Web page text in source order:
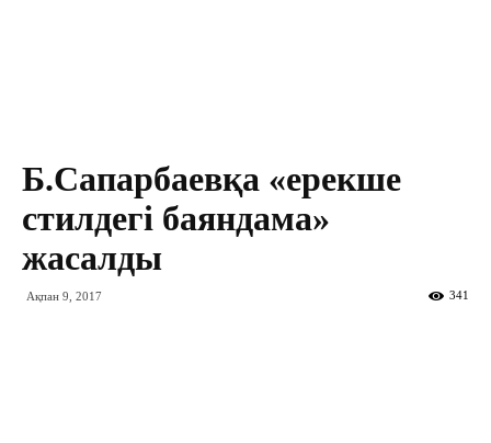
Б.Сапарбаевқа «ерекше
стилдегі баяндама»
жасалды
Ақпан 9, 2017 341